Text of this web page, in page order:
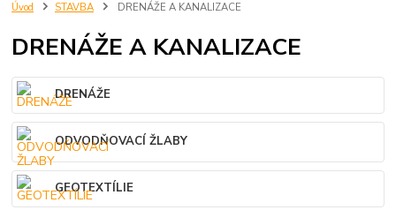
Úvod STAVBA DRENÁŽE A KANALIZACE
DRENÁŽE A KANALIZACE
DRENÁŽE
ODVODŇOVACÍ ŽLABY
GEOTEXTÍLIE